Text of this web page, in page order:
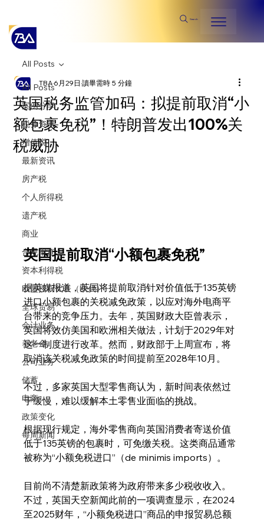
Search
All Posts
案例分享
税务资讯
增值税
最新资讯
房产税
个人所得税
遗产税
商业
合规审查
资本利得税
欧盟授权代表（欧代）
全球贸易
会计业务
养老金
公司业务
储蓄
电商
政策变化
每周新闻
All Posts
英国税务监管加码：拟提前取消“小
额包裹免税”！特朗普发出100%关
税威胁
TBA6月29日讀畢需時 5 分鐘
英国提前取消“小额包裹免税”
据英媒报道，英国将提前取消针对价值低于135英镑
进口小额包裹的关税减免政策，以应对海外电商平
台带来的竞争压力。去年，英国财政大臣曾表示，
英国将效仿美国和欧洲相关做法，计划于2029年对
这一制度进行改革。然而，财政部于上周宣布，将
取消该关税减免政策的时间提前至2028年10月。
不过，多家英国大型零售商认为，新时间表依然过
于缓慢，难以缓解本土零售业面临的挑战。
根据现行规定，海外零售商向英国消费者寄送价值
低于135英镑的包裹时，可免缴关税。这类商品通常
被称为“小额免税进口”（de minimis imports）。
目前尚不清楚新政策将为政府带来多少税收收入。
不过，英国天空新闻此前的一项调查显示，在2024
至2025财年，“小额免税进口”商品的申报贸易总额